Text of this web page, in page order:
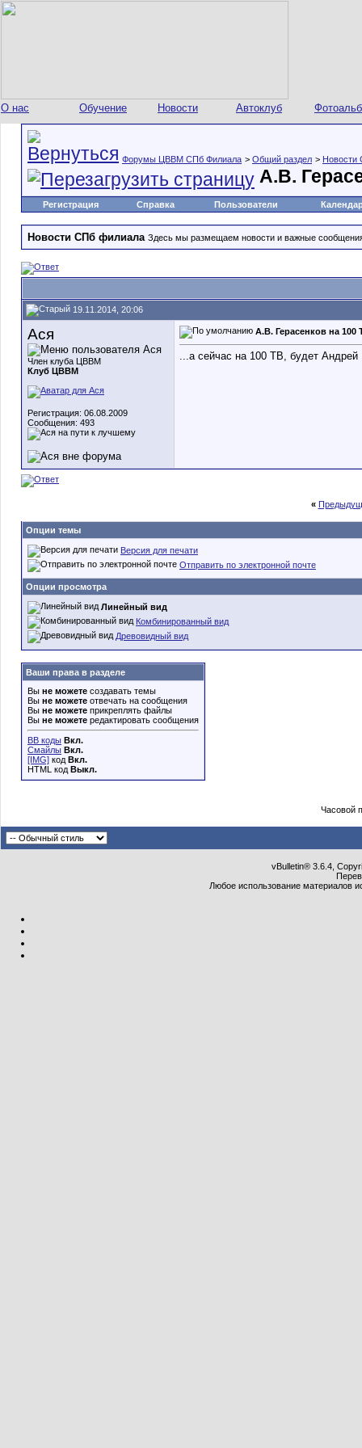
О нас Обучение Новости Автоклуб
Форумы ЦВВМ СПб Филиала > Общий раздел > Новости
А.В.
Регистрация Справка Пользователи
Новости СПб филиала Здесь мы размещаем новости и важные
19.11.2014, 20:06
Ася
Член клуба ЦВВМ
Клуб ЦВВМ
Регистрация: 06.08.2009
Сообщения: 493
А.В. Герасенков на 100
...а сейчас на 100 ТВ, будет
«
Опции темы
Версия для печати
Отправить по электронной почте
Опции просмотра
Линейный вид
Комбинированный вид
Древовидный вид
Ваши права в разделе
Вы не можете создавать темы
Вы не можете отвечать на сообщения
Вы не можете прикреплять файлы
Вы не можете редактировать сообщения
BB коды Вкл.
Смайлы Вкл.
[IMG] код Вкл.
HTML код Выкл.
Часовой
vBulletin® 3.6.4,
Любое использование материалов